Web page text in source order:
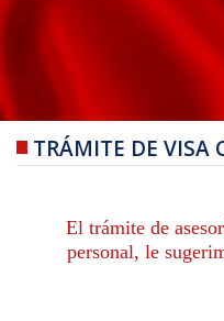
TRÁMITE DE VISA
El trámite de
personal, le